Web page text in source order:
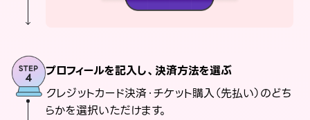
プロフィールを記入し、決済方法を選ぶ
クレジットカード決済・チケット購入（先払い）のどち
らかを選択いただけます。